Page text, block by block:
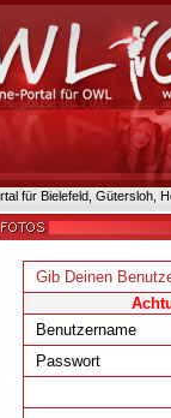
für Bielefeld, Gütersloh,
Gib Deinen
Benutzername
Passwort